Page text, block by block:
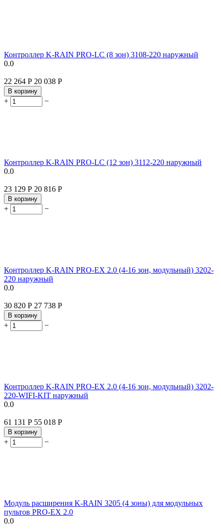
Контроллер K-RAIN PRO-LC (8 зон) 3108-220 наружный
0.0
22 264 Р 20 038 Р
В корзину
+ −
Контроллер K-RAIN PRO-LC (12 зон) 3112-220 наружный
0.0
23 129 Р 20 816 Р
В корзину
+ −
Контроллер K-RAIN PRO-EX 2.0 (4-16 зон, модульный) 3202-
220 наружный
0.0
30 820 Р 27 738 Р
В корзину
+ −
Контроллер K-RAIN PRO-EX 2.0 (4-16 зон, модульный) 3202-
220-WIFI-KIT наружный
0.0
61 131 Р 55 018 Р
В корзину
+ −
Модуль расширения K-RAIN 3205 (4 зоны) для модульных
пультов PRO-EX 2.0
0.0